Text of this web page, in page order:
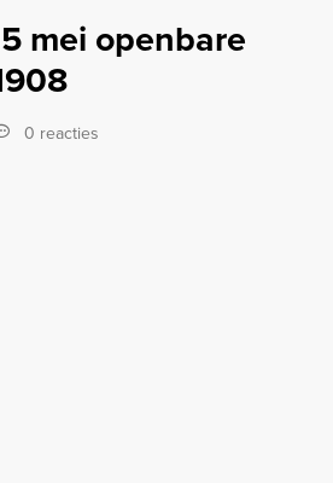
mei openbare
0 reacties